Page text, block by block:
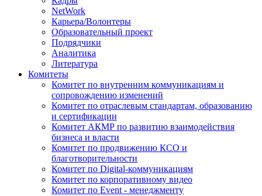
NetWork
Карьера/Волонтеры
Образовательный проект
Подрядчики
Аналитика
Литература
Комитеты
Комитет по внутренним коммуникациям и
сопровождению изменений
Комитет по отраслевым стандартам, образованию
и сертификации
Комитет АКМР по развитию взаимодействия
бизнеса и власти
Комитет по продвижению КСО и
благотворительности
Комитет по Digital-коммуникациям
Комитет по корпоративному видео
Комитет по Event - менеджменту